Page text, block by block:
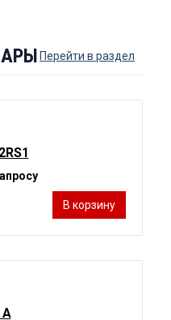
Перейти в раздел
В корзину